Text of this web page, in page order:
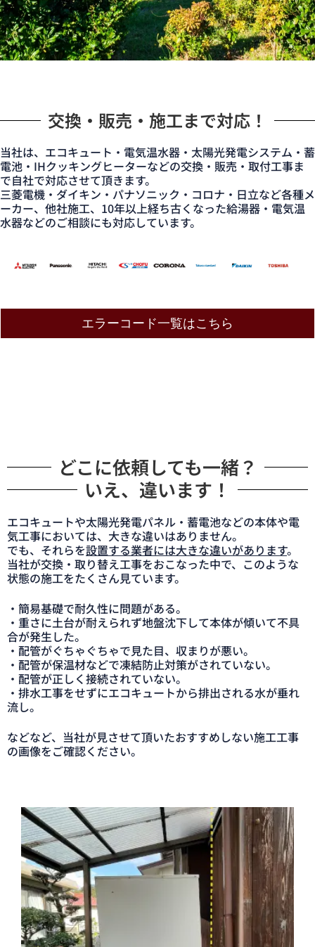
交換・販売・施工まで対応！
当社は、エコキュート・電気温水器・太陽光発電システム・蓄
電池・IHクッキングヒーターなどの交換・販売・取付工事ま
で自社で対応させて頂きます。
三菱電機・ダイキン・パナソニック・コロナ・日立など各種メ
ーカー、他社施工、10年以上経ち古くなった給湯器・電気温
水器などのご相談にも対応しています。
エラーコード一覧はこちら
どこに依頼しても一緒？
いえ、違います！
エコキュートや太陽光発電パネル・蓄電池などの本体や電
気工事においては、大きな違いはありません。
でも、それらを設置する業者には大きな違いがあります。
当社が交換・取り替え工事をおこなった中で、このような
状態の施工をたくさん見ています。
・簡易基礎で耐久性に問題がある。
・重さに土台が耐えられず地盤沈下して本体が傾いて不具
合が発生した。
・配管がぐちゃぐちゃで見た目、収まりが悪い。
・配管が保温材などで凍結防止対策がされていない。
・配管が正しく接続されていない。
・排水工事をせずにエコキュートから排出される水が垂れ
流し。
などなど、当社が見させて頂いたおすすめしない施工工事
の画像をご確認ください。